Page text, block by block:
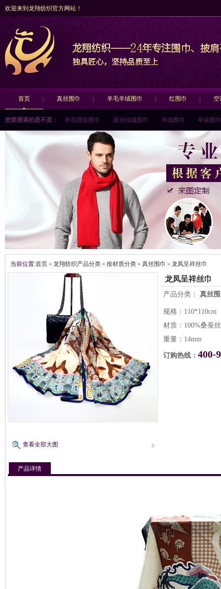
欢迎来到龙翔纺织官方网站！
首页 真丝围巾 羊毛羊绒围巾 红围巾 空
您要搜索的是不是： 羊毛喷绘围巾 真丝拉绒围巾 羊绒围巾 年会围巾
当前位置:首页 » 龙翔纺织产品分类 » 按材质分类 » 真丝围巾 » 龙凤呈祥丝巾
查看全部大图
龙凤呈祥丝巾
产品分类： 真丝
规格：110*110cm
材质：100%桑蚕丝
重量：14mm
订购热线： 400-
产品详情